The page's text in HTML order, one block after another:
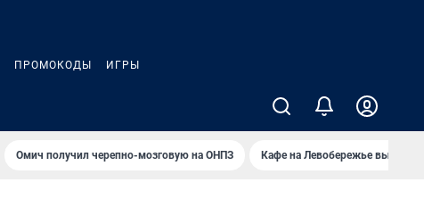
ПРОМОКОДЫ ИГРЫ
Омич получил черепно-мозговую на ОНПЗ Кафе на Левобережье